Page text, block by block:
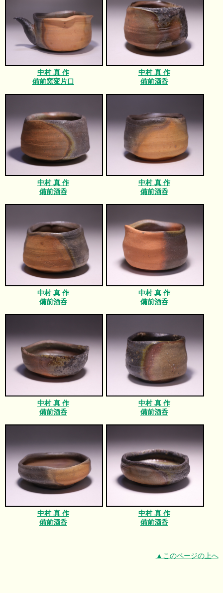
中村 真 作
備前窯変片口
中村 真 作
備前酒呑
中村 真 作
備前酒呑
中村 真 作
備前酒呑
中村 真 作
備前酒呑
中村 真 作
備前酒呑
中村 真 作
備前酒呑
中村 真 作
備前酒呑
中村 真 作
備前酒呑
中村 真 作
備前酒呑
▲このページの上へ